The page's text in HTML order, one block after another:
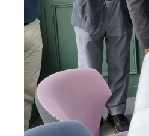
이사장 인사말
총동창